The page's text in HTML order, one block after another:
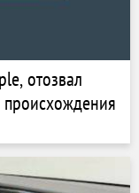
отозвал